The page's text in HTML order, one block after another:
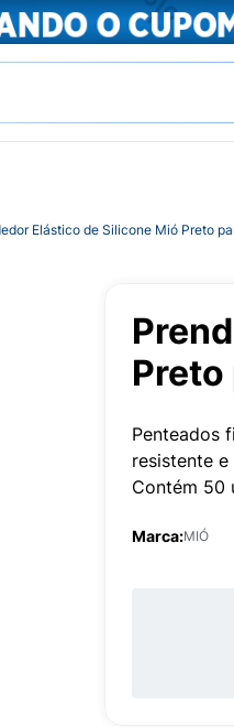
Elástico de Silicone Mió Preto
Penteados
resistente
Contém 50
Marca:MIÓ